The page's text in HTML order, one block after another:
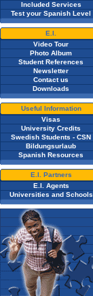
Included Services
Test your Spanish Level
E.I.
Video Tour
Photo Album
Student References
Newsletter
Contact us
Downloads
Useful Information
Visas
University Credits
Swedish Students - CSN
Bildungsurlaub
Spanish Resources
E.I. Partners
E.I. Agents
Universities and Schools